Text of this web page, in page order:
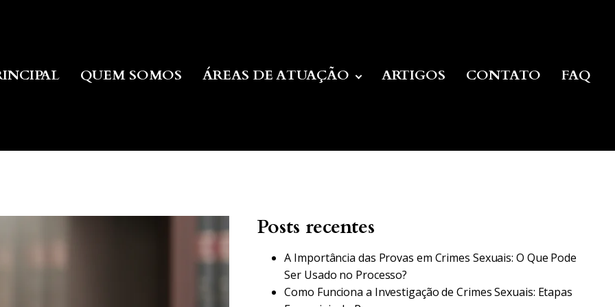
QUEM SOMOS ÁREAS DE ATUAÇÃO ARTIGOS CONTATO FAQ
Posts recentes
A Importância das Provas em Crimes Sexuais: O Que Pode
Ser Usado no Processo?
Como Funciona a Investigação de Crimes Sexuais: Etapas